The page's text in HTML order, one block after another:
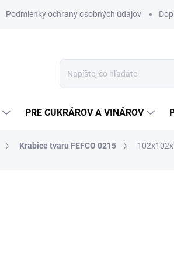
Podmienky ochrany osobných údajov
PRE CUKRÁROV A VINÁROV
Krabice tvaru FEFCO 0215